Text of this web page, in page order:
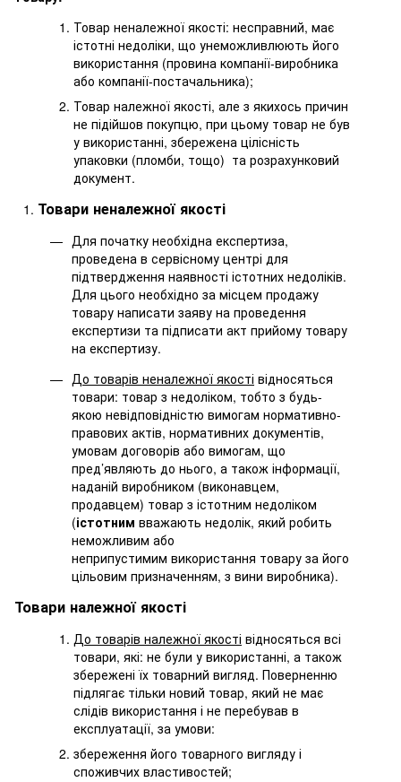
Товар неналежної якості: несправний, має
істотні недоліки, що унеможливлюють його
використання (провина компанії-виробника
або компанії-постачальника);
Товар належної якості, але з якихось причин
не підійшов покупцю, при цьому товар не був
у використанні, збережена цілісність
упаковки (пломби, тощо) та розрахунковий
документ.
Товари неналежної якості
Для початку необхідна експертиза,
проведена в сервісному центрі для
підтвердження наявності істотних недоліків.
Для цього необхідно за місцем продажу
товару написати заяву на проведення
експертизи та підписати акт прийому товару
на експертизу.
До товарів неналежної якості відносяться
товари: товар з недоліком, тобто з будь-
якою невідповідністю вимогам нормативно-
правових актів, нормативних документів,
умовам договорів або вимогам, що
пред’являють до нього, а також інформації,
наданій виробником (виконавцем,
продавцем) товар з істотним недоліком
(істотним вважають недолік, який робить
неможливим або
неприпустимим використання товару за його
цільовим призначенням, з вини виробника).
Товари належної якості
До товарів належної якості відносяться всі
товари, які: не були у використанні, а також
збережені їх товарний вигляд. Поверненню
підлягає тільки новий товар, який не має
слідів використання і не перебував в
експлуатації, за умови:
збереження його товарного вигляду і
споживчих властивостей;